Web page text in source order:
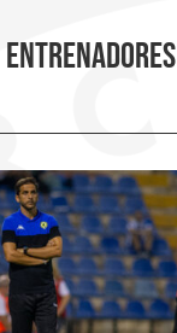
entrenadores